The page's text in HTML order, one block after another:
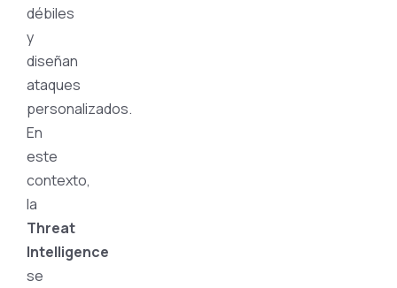
débiles
y
diseñan
ataques
personalizados.
En
este
contexto,
la
Threat
Intelligence
se